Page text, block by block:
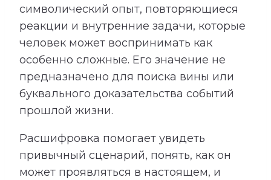
символический опыт, повторяющиеся
реакции и внутренние задачи, которые
человек может воспринимать как
особенно сложные. Его значение не
предназначено для поиска вины или
буквального доказательства событий
прошлой жизни.
Расшифровка помогает увидеть
привычный сценарий, понять, как он
может проявляться в настоящем, и